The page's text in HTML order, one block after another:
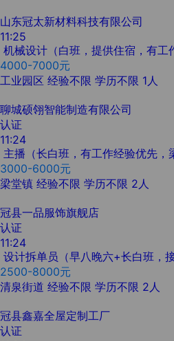
山东冠太新材料科技有限公司
11:25
机械设计（白班，提供住宿，有工
4000-7000元
工业园区 经验不限 学历不限 1人
聊城硕翎智能制造有限公司
认证
11:24
主播（长白班，有工作经验优先，
3000-6000元
梁堂镇 经验不限 学历不限 2人
冠县一品服饰旗舰店
认证
11:24
设计拆单员（早八晚六+长白班，
2500-8000元
清泉街道 经验不限 学历不限 2人
冠县鑫嘉全屋定制工厂
认证